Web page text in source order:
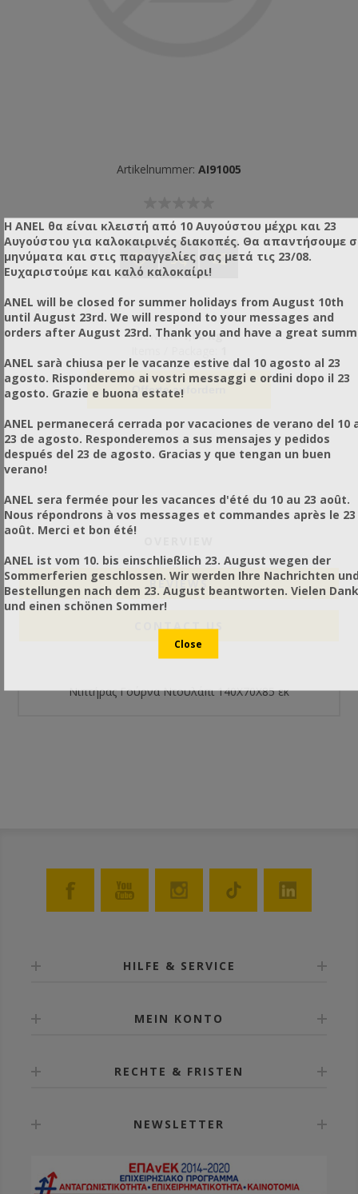
Artikelnummer: AI91005
Gewicht: 1,00 Kg
Offerte anfordern
REVIEWS
CONTACT US
Νιπτήρας Γούρνα Ντουλάπι 140X70X85 εκ
HILFE & SERVICE
MEIN KONTO
RECHTE & FRISTEN
NEWSLETTER
Η ANEL θα είναι κλειστή από 10 Αυγούστου μέχρι και 23
Αυγούστου για καλοκαιρινές διακοπές. Θα απαντήσουμε
μηνύματα και στις παραγγελίες σας μετά τις 23/08.
Ευχαριστούμε και καλό καλοκαίρι!
ANEL will be closed for summer holidays from August 10th
until August 23rd. We will respond to your messages and
orders after August 23rd. Thank you and have a great
ANEL sarà chiusa per le vacanze estive dal 10 agosto al 23
agosto. Risponderemo ai vostri messaggi e ordini dopo il 23
agosto. Grazie e buona estate!
ANEL permanecerá cerrada por vacaciones de verano del 10
23 de agosto. Responderemos a sus mensajes y pedidos
después del 23 de agosto. Gracias y que tengan un buen
verano!
ANEL sera fermée pour les vacances d'été du 10 au 23 août.
Nous répondrons à vos messages et commandes après le 23
août. Merci et bon été!
ANEL ist vom 10. bis einschließlich 23. August wegen der
Sommerferien geschlossen. Wir werden Ihre Nachrichten
Bestellungen nach dem 23. August beantworten. Vielen Dank
und einen schönen Sommer!